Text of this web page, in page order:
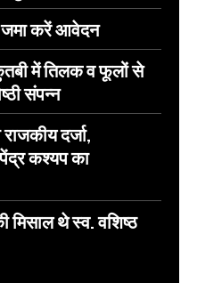
जमा करें आवेदन
में तिलक व फूलों से
संपन्न
दर्जा,
कश्यप का
मिसाल थे स्व. वशिष्ठ